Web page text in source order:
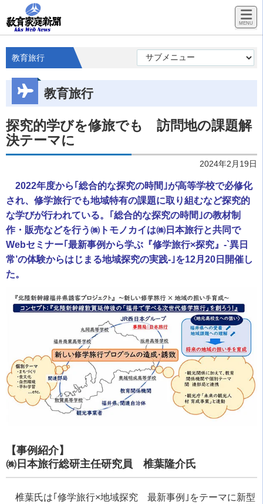
教育旅行
教育旅行
探究的学びを修旅でも 訪問地の課題解
決テーマに
2024年2月19日
2022年度から｢総合的な探究の時間｣が高等学校で必修化
され、修学旅行でも地域特有の課題に取り組むなど探究的
な学びが行われている。｢総合的な探究の時間｣の教材制
作・販売などを行う㈱トモノカイは㈱日本旅行と共同で
Webセミナー｢最新事例から学ぶ『修学旅行×探究』-`異日
常’の体験からはじまる地域探究の実践-｣を12月20日開催し
た。
【事例紹介】
㈱日本旅行総研主任研究員 椎葉隆介氏
椎葉氏は｢修学旅行×地域探究 最新事例｣をテーマに新型